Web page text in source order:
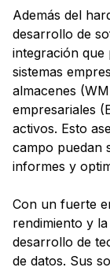
Además del
desarrollo de
integración que
sistemas
almacenes
empresariales
activos. Esto
campo puedan
informes y
Con un fuerte
rendimiento y
desarrollo de
de datos. Sus